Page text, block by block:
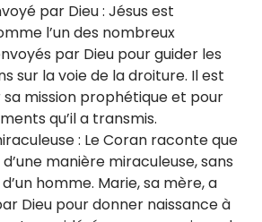
par Dieu : Jésus est
l’un des nombreux
par Dieu pour guider les
sur la voie de la droiture. Il est
mission prophétique et pour
qu’il a transmis.
: Le Coran raconte que
manière miraculeuse, sans
homme. Marie, sa mère, a
Dieu pour donner naissance à